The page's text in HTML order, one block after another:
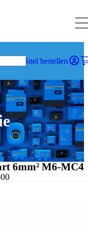
Snel bestellen
6mm² M6-MC4